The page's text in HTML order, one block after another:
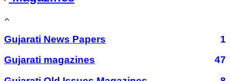
Gujarati News Papers
1
Gujarati magazines
47